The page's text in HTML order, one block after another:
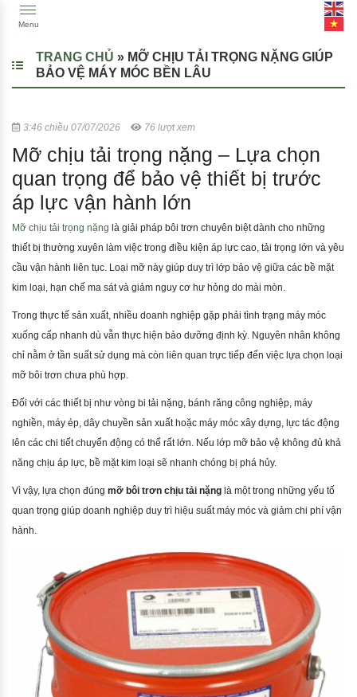
Menu
TRANG CHỦ » MỠ CHỊU TẢI TRỌNG NẶNG GIÚP
BẢO VỆ MÁY MÓC BỀN LÂU
3:46 chiều 07/07/2026 76 lượt xem
Mỡ chịu tải trọng nặng – Lựa chọn
quan trọng để bảo vệ thiết bị trước
áp lực vận hành lớn
Mỡ chịu tải trọng nặng là giải pháp bôi trơn chuyên biệt dành cho những
thiết bị thường xuyên làm việc trong điều kiện áp lực cao, tải trọng lớn và yêu
cầu vận hành liên tục. Loại mỡ này giúp duy trì lớp bảo vệ giữa các bề mặt
kim loại, hạn chế ma sát và giảm nguy cơ hư hỏng do mài mòn.
Trong thực tế sản xuất, nhiều doanh nghiệp gặp phải tình trạng máy móc
xuống cấp nhanh dù vẫn thực hiện bảo dưỡng định kỳ. Nguyên nhân không
chỉ nằm ở tần suất sử dụng mà còn liên quan trực tiếp đến việc lựa chọn loại
mỡ bôi trơn chưa phù hợp.
Đối với các thiết bị như vòng bi tải nặng, bánh răng công nghiệp, máy
nghiền, máy ép, dây chuyền sản xuất hoặc máy móc xây dựng, lực tác động
lên các chi tiết chuyển động có thể rất lớn. Nếu lớp mỡ bảo vệ không đủ khả
năng chịu áp lực, bề mặt kim loại sẽ nhanh chóng bị phá hủy.
Vì vậy, lựa chọn đúng mỡ bôi trơn chịu tải nặng là một trong những yếu tố
quan trọng giúp doanh nghiệp duy trì hiệu suất máy móc và giảm chi phí vận
hành.